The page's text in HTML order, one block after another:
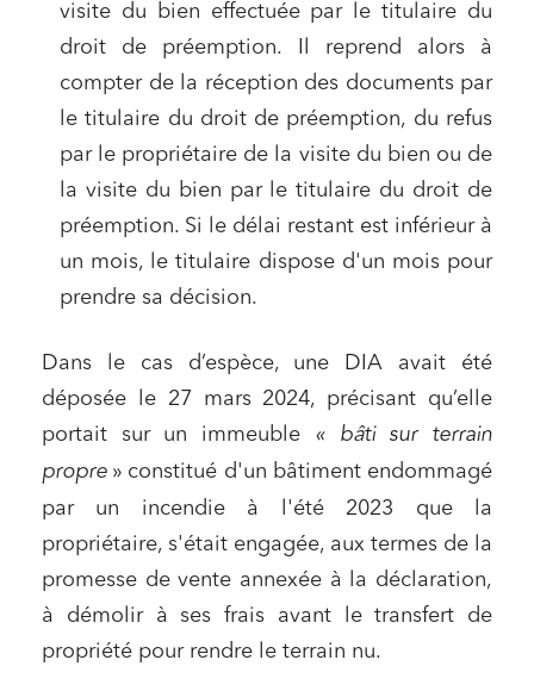
visite du bien effectuée par le titulaire du
droit de préemption. Il reprend alors à
compter de la réception des documents par
le titulaire du droit de préemption, du refus
par le propriétaire de la visite du bien ou de
la visite du bien par le titulaire du droit de
préemption. Si le délai restant est inférieur à
un mois, le titulaire dispose d'un mois pour
prendre sa décision.
Dans le cas d’espèce, une DIA avait été
déposée le 27 mars 2024, précisant qu’elle
portait sur un immeuble « bâti sur terrain
propre » constitué d'un bâtiment endommagé
par un incendie à l'été 2023 que la
propriétaire, s'était engagée, aux termes de la
promesse de vente annexée à la déclaration,
à démolir à ses frais avant le transfert de
propriété pour rendre le terrain nu.